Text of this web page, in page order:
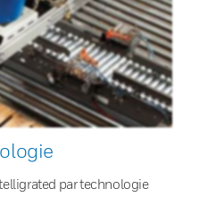
par technologie